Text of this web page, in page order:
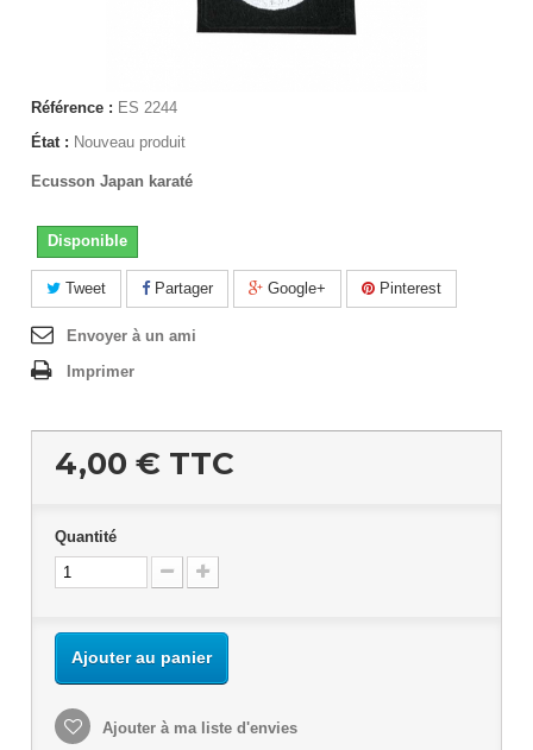
Référence : ES 2244
État : Nouveau produit
Ecusson Japan karaté
Disponible
Tweet Partager Google+ Pinterest
Envoyer à un ami
Imprimer
4,00 € TTC
Quantité
Ajouter au panier
Ajouter à ma liste d'envies